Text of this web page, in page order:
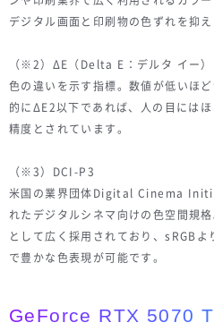
デジタル画面と印刷物の色ずれを抑え
（※2）ΔE（Delta E：デルタ イー）
色の違いを示す指標。数値が低いほ
的にΔE2以下であれば、人の目には
精度とされています。
（※3）DCI-P3
米国の業界団体Digital Cinema
れたデジタルシネマ向けの色空間規
として広く採用されており、sRGB
で豊かな色表現が可能です。
GeForce RTX 5070